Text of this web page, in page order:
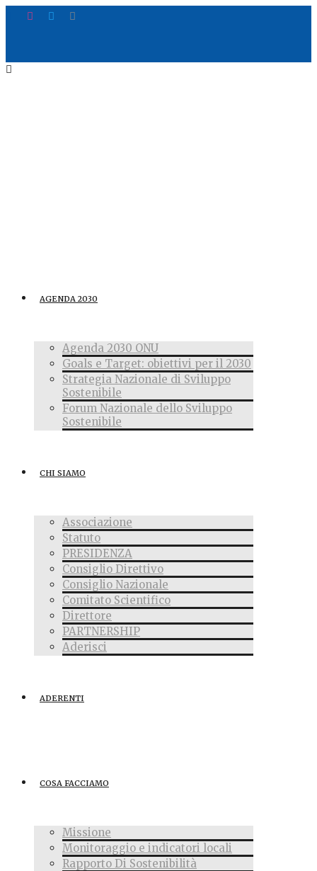
AGENDA 2030
Agenda 2030 ONU
Goals e Target: obiettivi per il 2030
Strategia Nazionale di Sviluppo
Sostenibile
Forum Nazionale dello Sviluppo
Sostenibile
CHI SIAMO
Associazione
Statuto
PRESIDENZA
Consiglio Direttivo
Consiglio Nazionale
Comitato Scientifico
Direttore
PARTNERSHIP
Aderisci
ADERENTI
COSA FACCIAMO
Missione
Monitoraggio e indicatori locali
Rapporto Di Sostenibilità